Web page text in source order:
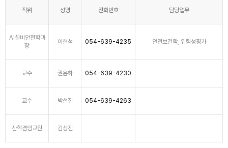
직위 성명 전화번호 담당업무
AI설비안전학과
장
이현석 054-639-4235 안전보건학, 위험성평가
교수 권윤하 054-639-4230
교수 박선진 054-639-4263
산학겸임교원 김상진